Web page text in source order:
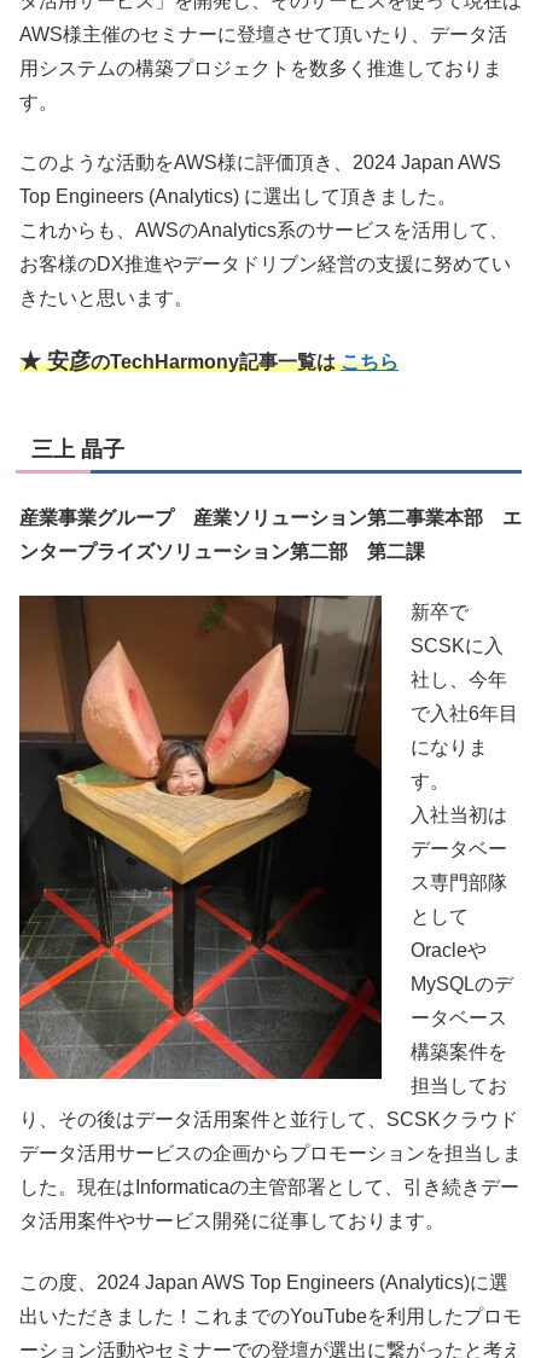
AWS様主催のセミナーに登壇させて頂いたり、データ活
用システムの構築プロジェクトを数多く推進しておりま
す。
このような活動をAWS様に評価頂き、2024 Japan AWS
Top Engineers (Analytics) に選出して頂きました。
これからも、AWSのAnalytics系のサービスを活用して、
お客様のDX推進やデータドリブン経営の支援に努めてい
きたいと思います。
★ 安彦のTechHarmony記事一覧はこちら
三上 晶子
産業事業グループ 産業ソリューション第二事業本部 エ
ンタープライズソリューション第二部 第二課
新卒で
SCSKに入
社し、今年
で入社6年目
になりま
す。
入社当初は
データベー
ス専門部隊
として
Oracleや
MySQLのデ
ータベース
構築案件を
担当してお
り、その後はデータ活用案件と並行して、SCSKクラウド
データ活用サービスの企画からプロモーションを担当しま
した。現在はInformaticaの主管部署として、引き続きデー
タ活用案件やサービス開発に従事しております。
この度、2024 Japan AWS Top Engineers (Analytics)に選
出いただきました！これまでのYouTubeを利用したプロモ
ーション活動やセミナーでの登壇が選出に繋がったと考え